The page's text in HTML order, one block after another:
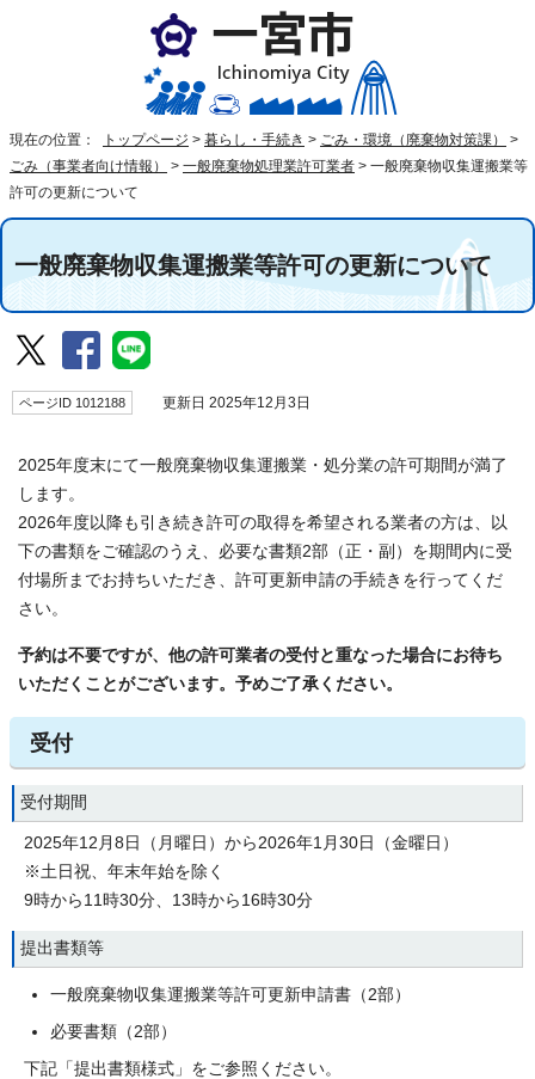
現在の位置： トップページ > 暮らし・手続き > ごみ・環境（廃棄物対策課）
>
ごみ（事業者向け情報）
> 一般廃棄物処理業許可業者 > 一般廃棄物収集運搬業等
許可の更新について
一般廃棄物収集運搬業等許可の更新について
ページID 1012188 更新日 2025年12月3日
2025年度末にて一般廃棄物収集運搬業・処分業の許可期間が満了
します。
2026年度以降も引き続き許可の取得を希望される業者の方は、以
下の書類をご確認のうえ、必要な書類2部（正・副）を期間内に受
付場所までお持ちいただき、許可更新申請の手続きを行ってくだ
さい。
予約は不要ですが、他の許可業者の受付と重なった場合にお待ち
いただくことがございます。予めご了承ください。
受付
受付期間
2025年12月8日（月曜日）から2026年1月30日（金曜日）
※土日祝、年末年始を除く
9時から11時30分、13時から16時30分
提出書類等
一般廃棄物収集運搬業等許可更新申請書（2部）
必要書類（2部）
下記「提出書類様式」をご参照ください。